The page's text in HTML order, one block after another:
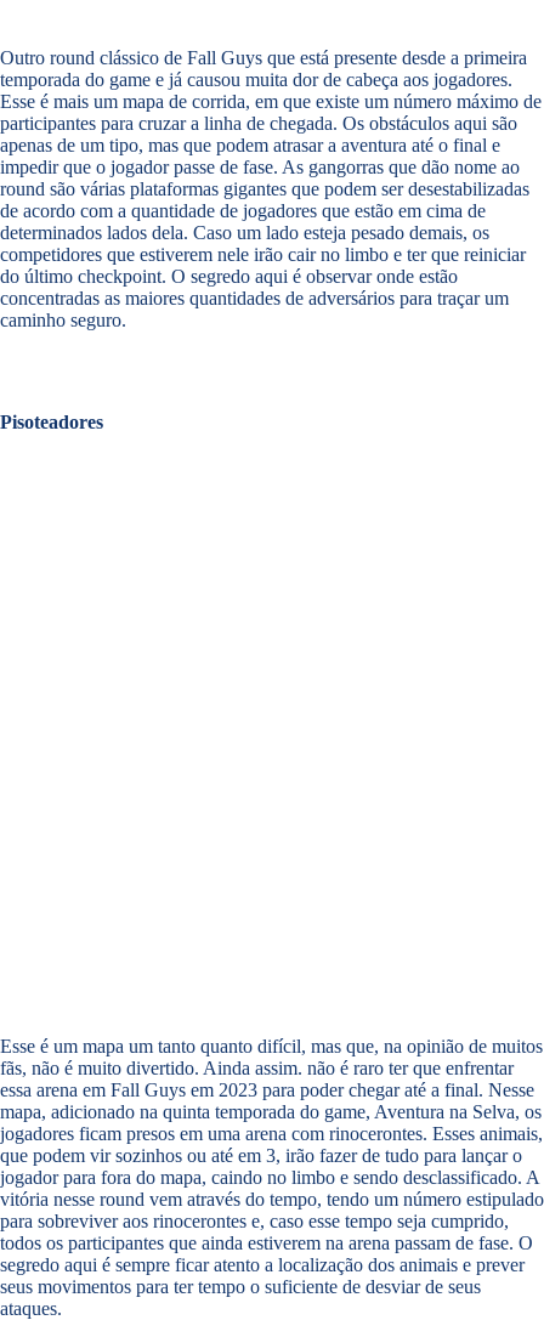
Outro round clássico de Fall Guys que está presente desde a primeira
temporada do game e já causou muita dor de cabeça aos jogadores.
Esse é mais um mapa de corrida, em que existe um número máximo de
participantes para cruzar a linha de chegada. Os obstáculos aqui são
apenas de um tipo, mas que podem atrasar a aventura até o final e
impedir que o jogador passe de fase. As gangorras que dão nome ao
round são várias plataformas gigantes que podem ser desestabilizadas
de acordo com a quantidade de jogadores que estão em cima de
determinados lados dela. Caso um lado esteja pesado demais, os
competidores que estiverem nele irão cair no limbo e ter que reiniciar
do último checkpoint. O segredo aqui é observar onde estão
concentradas as maiores quantidades de adversários para traçar um
caminho seguro.
Pisoteadores
Esse é um mapa um tanto quanto difícil, mas que, na opinião de muitos
fãs, não é muito divertido. Ainda assim. não é raro ter que enfrentar
essa arena em Fall Guys em 2023 para poder chegar até a final. Nesse
mapa, adicionado na quinta temporada do game, Aventura na Selva, os
jogadores ficam presos em uma arena com rinocerontes. Esses animais,
que podem vir sozinhos ou até em 3, irão fazer de tudo para lançar o
jogador para fora do mapa, caindo no limbo e sendo desclassificado. A
vitória nesse round vem através do tempo, tendo um número estipulado
para sobreviver aos rinocerontes e, caso esse tempo seja cumprido,
todos os participantes que ainda estiverem na arena passam de fase. O
segredo aqui é sempre ficar atento a localização dos animais e prever
seus movimentos para ter tempo o suficiente de desviar de seus
ataques.